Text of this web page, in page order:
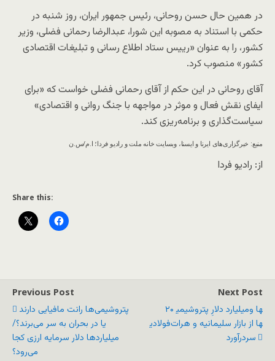
در همین حال حسن روحانی، رئیس جمهور ایران، روز شنبه در
حکمی با استناد به مصوبه این شورا، عبدالرضا رحمانی فضلی، وزیر
کشور، را به عنوان «رییس ستاد اطلاع رسانی و تبلیغات اقتصادی
کشور» منصوب کرد.
آقای روحانی در این حکم از آقای رحمانی فضلی خواست که «برای
ایفای نقش فعال و موثر در مواجهه با جنگ روانی و اقتصادی»
سیاست‌گذاری و برنامه‌ریزی کند.
منبع: خبرگزاری‌های ایرنا و ایسنا، وبسایت خانه ملت و رادیو فردا؛ ا.م/س.ن
از: رادیو فردا
Share this:
Previous Post
پتروشیمی‌ها رانت مافیایی دارند
یا در بحران به سر می‌برند؟/
میلیاردها دلار سرمایه ارزی کجا
می‌رود؟
Next Post
۲۰ میلیارد دلارِ پتروشیمی‎ها و
فولادی‎ها از بازار سلیمانیه و هرات
سردرآورد